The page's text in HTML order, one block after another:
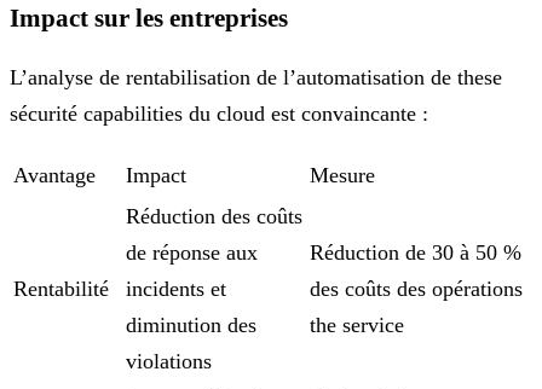
Impact sur les entreprises
L’analyse de rentabilisation de l’automatisation de these
sécurité capabilities du cloud est convaincante :
Avantage Impact Mesure
Rentabilité
Réduction des coûts
de réponse aux
incidents et
diminution des
violations
Réduction de 30 à 50 %
des coûts des opérations
the service